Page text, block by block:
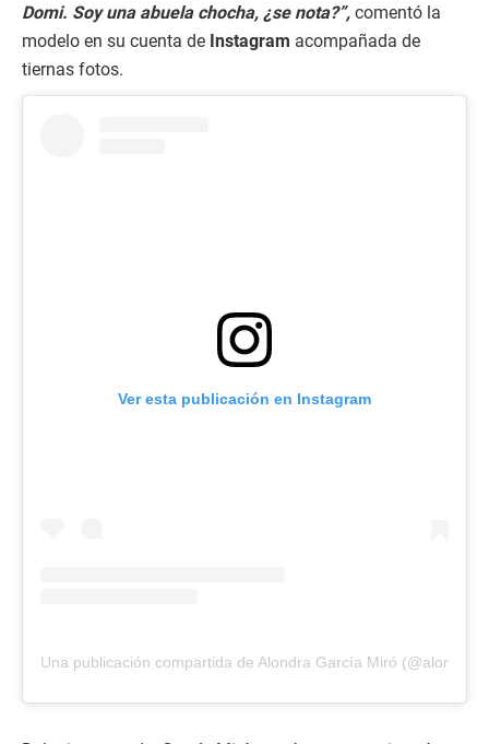
Domi. Soy una abuela chocha, ¿se nota?”, comentó la
modelo en su cuenta de Instagram acompañada de
tiernas fotos.
Ver esta publicación en Instagram
Una publicación compartida de Alondra García Miró